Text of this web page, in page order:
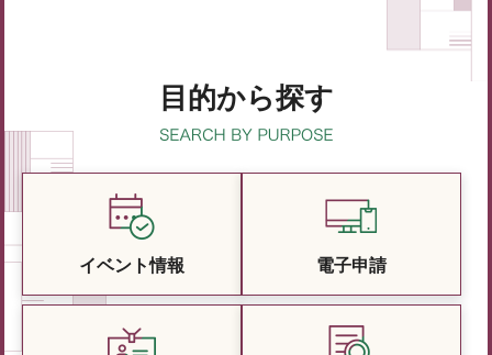
目的から探す
イベント情報 電子申請